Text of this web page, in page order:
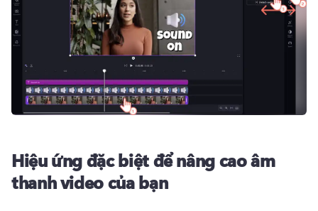
Hiệu ứng đặc biệt để nâng cao âm
thanh video của bạn